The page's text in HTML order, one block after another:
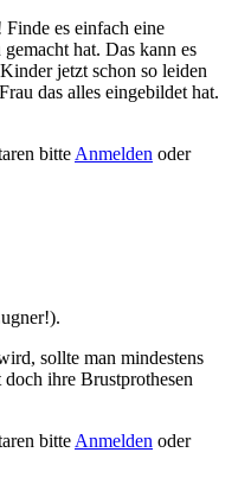
es einfach eine
hat. Das kann es
jetzt schon so leiden
das alles eingebildet hat.
bitte Anmelden oder
sollte man mindestens
ihre Brustprothesen
bitte Anmelden oder